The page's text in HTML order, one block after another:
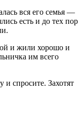
вся его семья —
есть и до тех пор
и жили хорошо и
им всего
спросите. Захотят